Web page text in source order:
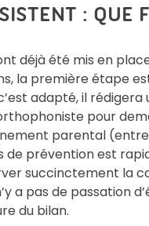
: QUE
déjà été mis en
la première étape
adapté, il
pour
parental
prévention est
succinctement la
a pas de passation
du bilan.